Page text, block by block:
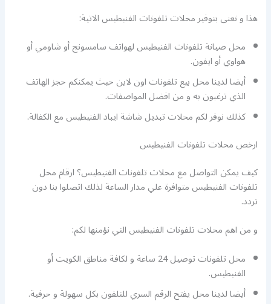
هذا و نعنى بتوفير محلات تلفونات الفنيطيس الاتية:
محل صيانة تلفونات الفنيطيس لهواتف سامسونج أو شاومي أو
هواوي أو ايفون.
أيضا لدينا محل بيع تلفونات اون لاين حيث يمكنكم حجز الهاتف
الذي ترغبون به و من افضل المواصفات.
كذلك نوفر لكم محلات تبديل شاشة ايباد الفنيطيس مع الكفالة.
ارخص محلات تلفونات الفنيطيس
كيف يمكن التواصل مع محلات تلفونات الفنيطيس؟ ارقام محل
تلفونات الفنيطيس متوافرة علي مدار الساعة لذلك اتصلوا بنا دون
تردد.
و من اهم محلات تلفونات الفنيطيس التي نؤمنها لكم:
محل تلفونات توصيل 24 ساعة و لكافة مناطق الكويت أو
الفنيطيس.
أيضا لدينا محل يفتح الرقم السري للتلفون بكل سهولة و حرفية.